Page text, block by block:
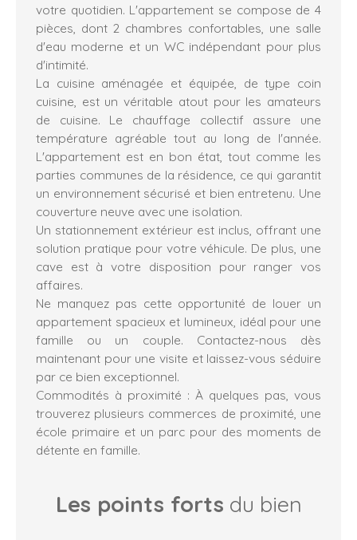
votre quotidien. L'appartement se compose de 4
pièces, dont 2 chambres confortables, une salle
d'eau moderne et un WC indépendant pour plus
d'intimité.
La cuisine aménagée et équipée, de type coin
cuisine, est un véritable atout pour les amateurs
de cuisine. Le chauffage collectif assure une
température agréable tout au long de l'année.
L'appartement est en bon état, tout comme les
parties communes de la résidence, ce qui garantit
un environnement sécurisé et bien entretenu. Une
couverture neuve avec une isolation.
Un stationnement extérieur est inclus, offrant une
solution pratique pour votre véhicule. De plus, une
cave est à votre disposition pour ranger vos
affaires.
Ne manquez pas cette opportunité de louer un
appartement spacieux et lumineux, idéal pour une
famille ou un couple. Contactez-nous dès
maintenant pour une visite et laissez-vous séduire
par ce bien exceptionnel.
Commodités à proximité : À quelques pas, vous
trouverez plusieurs commerces de proximité, une
école primaire et un parc pour des moments de
détente en famille.
Les points forts du bien